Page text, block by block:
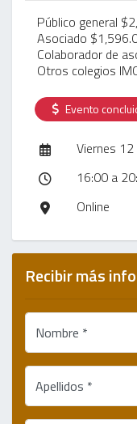
Público general
Asociado
Colaborador de
Otros colegios
Evento
Viernes
16:00 a
Online
Recibir más
Nombre *
Apellidos *